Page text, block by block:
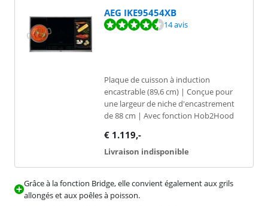
Grâce à la fonction Bridge, elle convient également aux grils
allongés et aux poêles à poisson.
AEG IKE95454XB
La note est de 9,3 sur 10, basée sur 14 avis. 14 avis
Plaque de cuisson à induction
encastrable (89,6 cm) | Conçue pour
une largeur de niche d'encastrement
de 88 cm | Avec fonction Hob2Hood
€ 1.119,-
Livraison indisponible